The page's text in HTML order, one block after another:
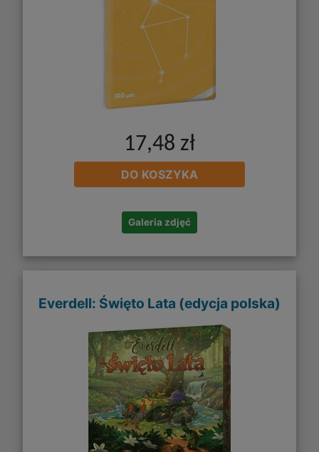
17,48 zł
DO KOSZYKA
Galeria zdjęć
Everdell: Święto Lata (edycja polska)